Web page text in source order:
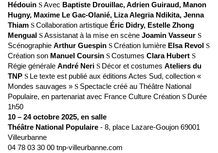
Hédouin SAvec Baptiste Drouillac, Adrien Guiraud, Manon
Hugny, Maxime Le Gac-Olanié, Liza Alegria Ndikita, Jenna
Thiam SCollaboration artistique Éric Didry, Estelle Zhong
Mengual SAssistanat à la mise en scène Joamin Vasseur S
Scénographie Arthur Guespin SCréation lumière Elsa Revol S
Création son Manuel Coursin SCostumes Clara Hubert S
Régie générale André Neri S Décor et costumes Ateliers du
TNP S Le texte est publié aux éditions Actes Sud, collection «
Mondes sauvages » S Spectacle créé au Théâtre National
Populaire, en partenariat avec France Culture Création S Durée
1h50
10 – 24 octobre 2025, en salle
Théâtre National Populaire - 8, place Lazare-Goujon 69001
Villeurbanne
04 78 03 30 00 tnp-villeurbanne.com